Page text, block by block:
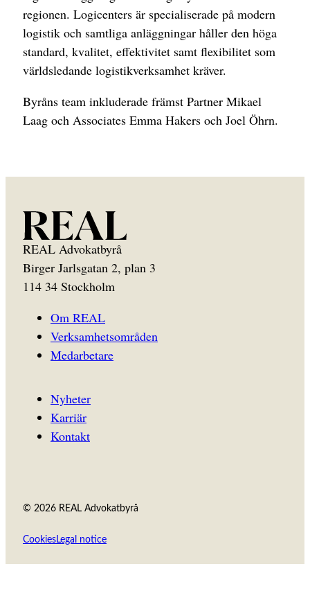
regionen. Logicenters är specialiserade på modern
logistik och samtliga anläggningar håller den höga
standard, kvalitet, effektivitet samt flexibilitet som
världsledande logistikverksamhet kräver.
Byråns team inkluderade främst Partner Mikael
Laag och Associates Emma Hakers och Joel Öhrn.
REAL Advokatbyrå
Birger Jarlsgatan 2, plan 3
114 34 Stockholm
Om REAL
Verksamhetsområden
Medarbetare
Nyheter
Karriär
Kontakt
© 2026 REAL Advokatbyrå
CookiesLegal notice